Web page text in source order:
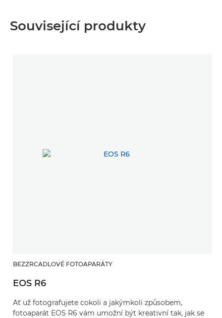
Související produkty
BEZZRCADLOVÉ FOTOAPARÁTY
EOS R6
Ať už fotografujete cokoli a jakýmkoli způsobem,
fotoaparát EOS R6 vám umožní být kreativní tak, jak se